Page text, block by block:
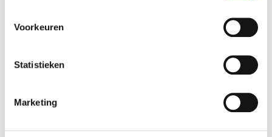
Voorkeuren
Statistieken
Marketing
Elektronische aangiften vanaf 1 april 2026 per
Maart 2026: Laatste volledige service pack Exact
Fijne feestdagen
Inschrijven voor de nieuwsbrief